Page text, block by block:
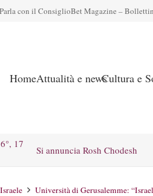
Parla con il ConsiglioBet Magazine –
HomeAttualità e newsCultura e
17
Si annuncia Rosh Chodesh
Israele Università di Gerusalemme: